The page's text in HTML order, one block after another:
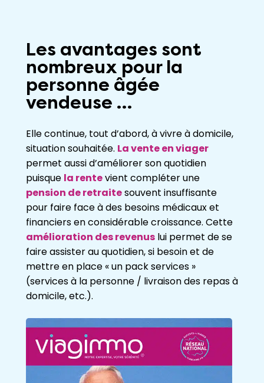
Les avantages sont
nombreux pour la
personne âgée
vendeuse …
Elle continue, tout d’abord, à vivre à domicile,
situation souhaitée. La vente en viager
permet aussi d’améliorer son quotidien
puisque la rentevient compléter une
pension de retraitesouvent insuffisante
pour faire face à des besoins médicaux et
financiers en considérable croissance. Cette
amélioration des revenus lui permet de se
faire assister au quotidien, si besoin et de
mettre en place « un pack services »
(services à la personne / livraison des repas à
domicile, etc.).